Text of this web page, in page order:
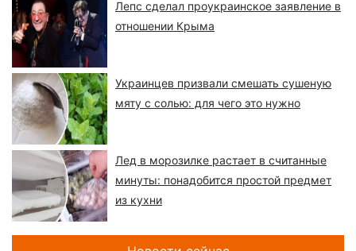
Лепс сделал проукраинское заявление в
отношении Крыма
Украинцев призвали смешать сушеную
мяту с солью: для чего это нужно
Лед в морозилке растает в считанные
минуты: понадобится простой предмет
из кухни